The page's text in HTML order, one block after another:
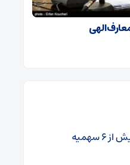
الهی
دادگر:تحریم‌ها نبود، بیش از 6 سهمیه